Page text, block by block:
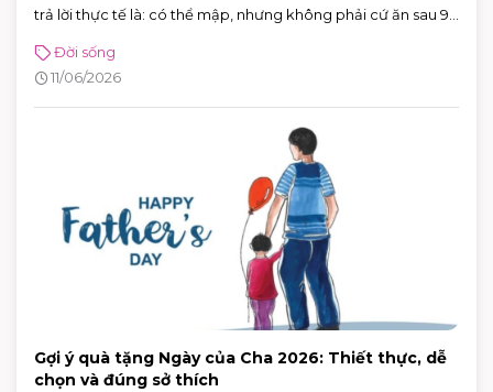
trả lời thực tế là: có thể mập, nhưng không phải cứ ăn sau 9
Đời sống
11/06/2026
Gợi ý quà tặng Ngày của Cha 2026: Thiết thực, dễ
chọn và đúng sở thích